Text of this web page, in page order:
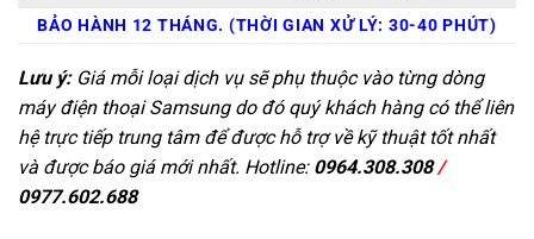
BẢO HÀNH 12 THÁNG. (THỜI GIAN XỬ LÝ: 30-40 PHÚT)
Lưu ý:Giá mỗi loại dịch vụ sẽ phụ thuộc vào từng dòng
máy điện thoại Samsung do đó quý khách hàng có thể liên
hệ trực tiếp trung tâm để được hỗ trợ về kỹ thuật tốt nhất
và được báo giá mới nhất. Hotline: 0964.308.308/
0977.602.688